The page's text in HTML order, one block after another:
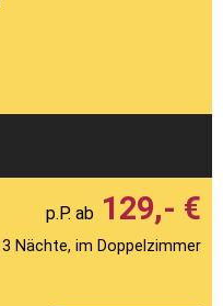
129,- €
3 Nächte, im Doppelzimmer